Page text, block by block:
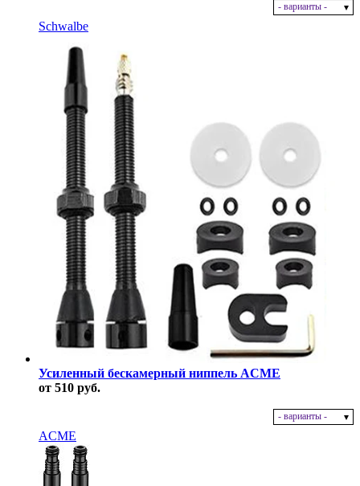
- варианты -
Schwalbe
Усиленный бескамерный ниппель ACME
от 510 руб.
- варианты -
ACME